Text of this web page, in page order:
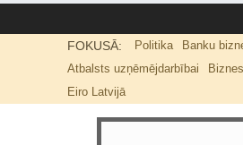
FOKUSĀ: Politika
Banku
Atbalsts uzņēmējdarbībai
Eiro Latvijā